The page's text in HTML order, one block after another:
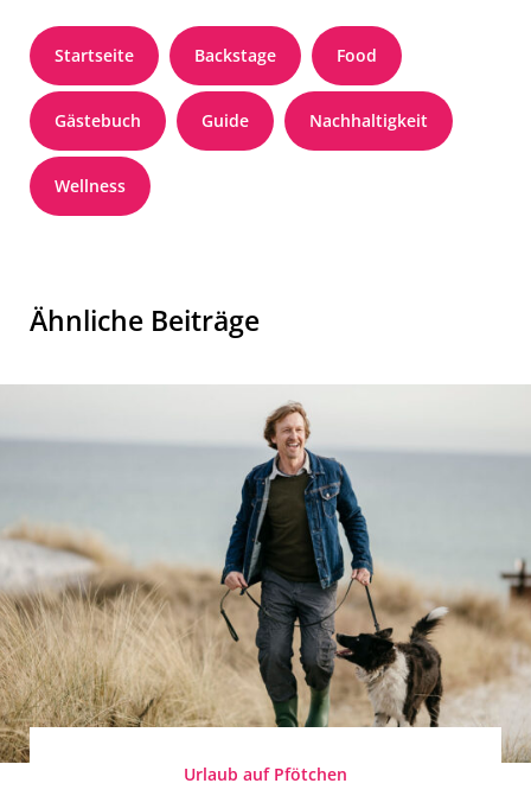
Startseite Backstage Food
Gästebuch Guide Nachhaltigkeit
Wellness
Ähnliche Beiträge
Urlaub auf Pfötchen